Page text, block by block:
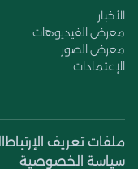
الأخبار
معرض الفيديوهات
معرض الصور
الإعتمادات
ملفات تعريف الإرتباط
سياسة الخصوصية